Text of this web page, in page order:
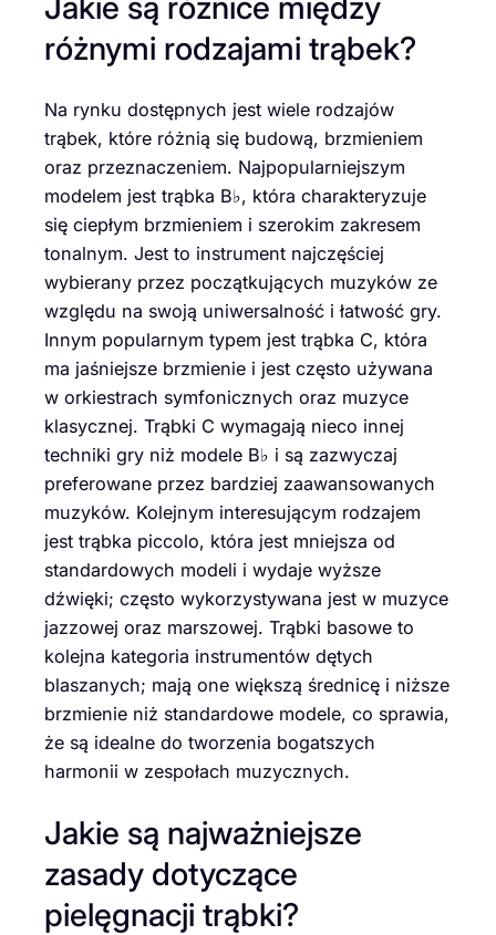
różnymi rodzajami trąbek?
Na rynku dostępnych jest wiele rodzajów
trąbek, które różnią się budową, brzmieniem
oraz przeznaczeniem. Najpopularniejszym
modelem jest trąbka B♭, która charakteryzuje
się ciepłym brzmieniem i szerokim zakresem
tonalnym. Jest to instrument najczęściej
wybierany przez początkujących muzyków ze
względu na swoją uniwersalność i łatwość gry.
Innym popularnym typem jest trąbka C, która
ma jaśniejsze brzmienie i jest często używana
w orkiestrach symfonicznych oraz muzyce
klasycznej. Trąbki C wymagają nieco innej
techniki gry niż modele B♭ i są zazwyczaj
preferowane przez bardziej zaawansowanych
muzyków. Kolejnym interesującym rodzajem
jest trąbka piccolo, która jest mniejsza od
standardowych modeli i wydaje wyższe
dźwięki; często wykorzystywana jest w muzyce
jazzowej oraz marszowej. Trąbki basowe to
kolejna kategoria instrumentów dętych
blaszanych; mają one większą średnicę i niższe
brzmienie niż standardowe modele, co sprawia,
że są idealne do tworzenia bogatszych
harmonii w zespołach muzycznych.
Jakie są najważniejsze
zasady dotyczące
pielęgnacji trąbki?